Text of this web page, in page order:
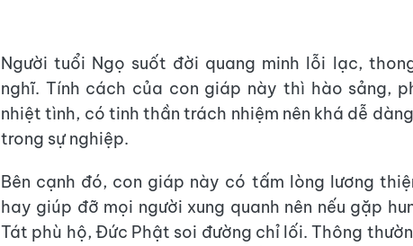
Người tuổi Ngọ suốt đời quang minh lỗi lạc,
nghĩ. Tính cách của con giáp này thì hào sảng,
nhiệt tình, có tinh thần trách nhiệm nên khá dễ
trong sự nghiệp.
Bên cạnh đó, con giáp này có tấm lòng lương
hay giúp đỡ mọi người xung quanh nên nếu gặp
Tát phù hộ, Đức Phật soi đường chỉ lối. Thông